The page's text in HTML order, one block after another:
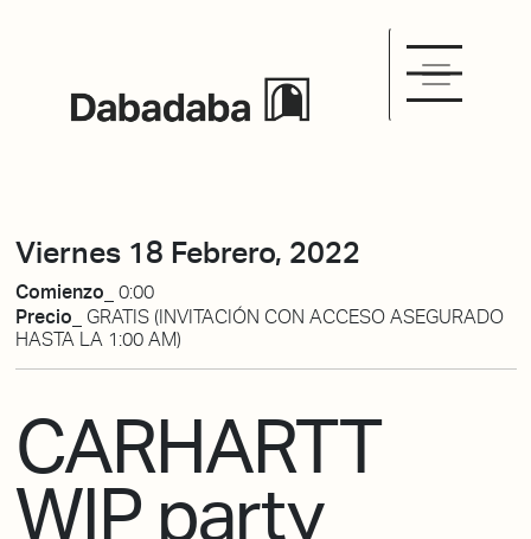
Viernes 18 Febrero, 2022
Comienzo_ 0:00
Precio_ GRATIS (INVITACIÓN CON ACCESO ASEGURADO
HASTA LA 1:00 AM)
CARHARTT
WIP party